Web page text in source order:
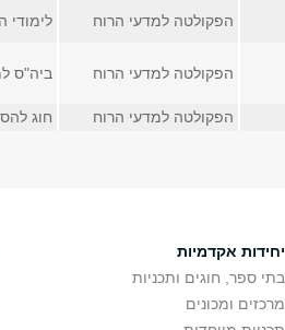
הפקולטה למדעי הרוח לימודי
הפקולטה למדעי הרוח ביה"ס
הפקולטה למדעי הרוח חוג
יחידות אקדמיות
בתי ספר, חוגים ותכניות
מרכזים ומכונים